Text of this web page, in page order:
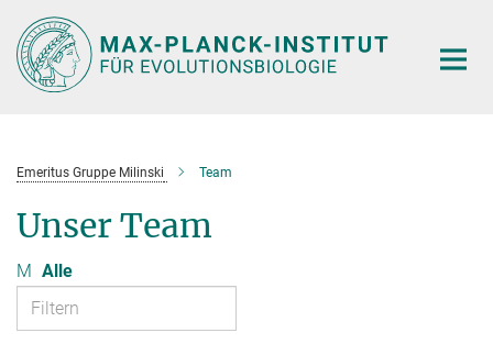
Hauptinhalt
Emeritus Gruppe Milinski Team
Unser Team
M Alle